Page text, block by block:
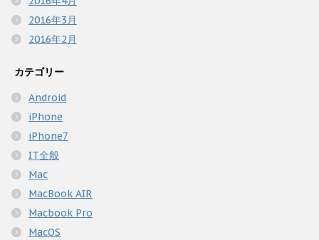
2016年3月
2016年2月
カテゴリー
Android
iPhone
iPhone7
IT全般
Mac
MacBook AIR
Macbook Pro
MacOS